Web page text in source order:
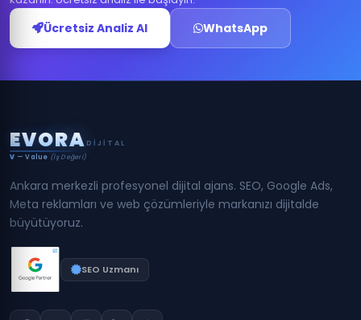
Ücretsiz Analiz Al WhatsApp
EVORA DIJITAL
V — Value (İş Değeri)
Ankara merkezli profesyonel dijital ajans. SEO, Google Ads,
Meta reklamları ve web çözümleriyle markanızı dijitalde
büyütüyoruz.
SEO Uzmanı